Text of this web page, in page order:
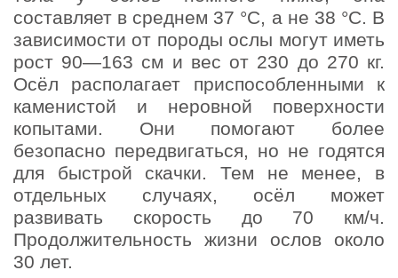
составляет в среднем 37 °C, а не 38 °C. В
зависимости от породы ослы могут иметь
рост 90—163 см и вес от 230 до 270 кг.
Осёл располагает приспособленными к
каменистой и неровной поверхности
копытами. Они помогают более
безопасно передвигаться, но не годятся
для быстрой скачки. Тем не менее, в
отдельных случаях, осёл может
развивать скорость до 70 км/ч.
Продолжительность жизни ослов около
30 лет.